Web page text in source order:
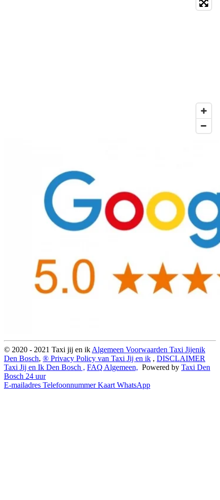
© 2020 - 2021 Taxi jij en ik Algemeen Voorwaarden Taxi Jijenik
Den Bosch, ®️ Privacy Policy van Taxi Jij en ik , DISCLAIMER
Taxi Jij en Ik Den Bosch , FAQ Algemeen, Powered by Taxi Den
Bosch 24 uur
E-mailadres Telefoonnummer Kaart WhatsApp